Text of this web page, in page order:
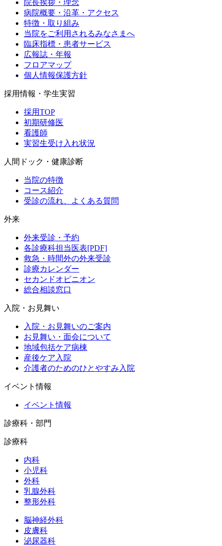
院長挨拶・理念
病院概要・沿革・アクセス
特徴・取り組み
当院をご利用されるみなさまへ
臨床指標・患者サービス
広報誌・年報
フロアマップ
個人情報保護方針
採用情報・学生実習
採用TOP
初期研修医
看護師
実習生受け入れ状況
人間ドック・健康診断
当院の特徴
コース紹介
受診の流れ、よくある質問
外来
外来受診・予約
各診療科担当医表[PDF]
救急・時間外の外来受診
診療カレンダー
セカンドオピニオン
総合相談窓口
入院・お見舞い
入院・お見舞いのご案内
お見舞い・面会について
地域包括ケア病棟
産後ケア入院
介護者のためのひとやすみ入院
イベント情報
イベント情報
診療科・部門
診療科
内科
小児科
外科
乳腺外科
整形外科
脳神経外科
皮膚科
泌尿器科